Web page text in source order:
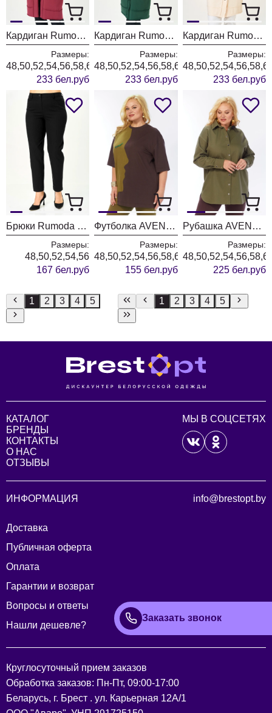
Кардиган Rumoda 2019 бордовый
Размеры:
48,50,52,54,56,58,60,62
233 бел.руб
Кардиган Rumoda 2019 темно-зеленый
Размеры:
48,50,52,54,56,58,60,62
233 бел.руб
Кардиган Rumoda 2019 экрю
Размеры:
233 бел.руб
Брюки Rumoda 2289 черные
Размеры:
48,50,52,54,56
167 бел.руб
Футболка AVENUE 0339-1
Размеры:
48,50,52,54,56,58,60,62,64,66,68,70,72
155 бел.руб
Рубашка AVENUE 0321-3
Размеры:
225 бел.руб
1 2 3 4 5 1 2 3 4 5
КАТАЛОГ
БРЕНДЫ
КОНТАКТЫ
О НАС
ОТЗЫВЫ
МЫ В СОЦСЕТЯХ
ИНФОРМАЦИЯ
Доставка
Публичная оферта
Оплата
Гарантии и возврат
Вопросы и ответы
Нашли дешевле?
info@brestopt.by
Заказать звонок
Круглосуточный прием заказов
Обработка заказов: Пн-Пт, 09:00-17:00
Беларусь, г. Брест . ул. Карьерная 12А/1